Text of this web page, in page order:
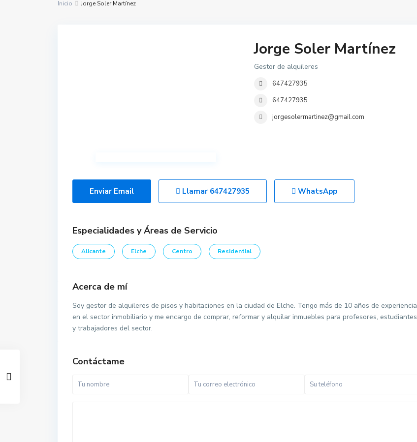
Inicio Jorge Soler Martínez
Jorge Soler Martínez
Gestor de alquileres
647427935
647427935
jorgesolermartinez@gmail.com
Enviar Email Llamar 647427935 WhatsApp
Especialidades y Áreas de Servicio
Alicante Elche Centro Residential
Acerca de mí
Soy gestor de alquileres de pisos y habitaciones en la ciudad de Elche. Tengo más de 10 años de experiencia
en el sector inmobiliario y me encargo de comprar, reformar y alquilar inmuebles para profesores, estudiantes
y trabajadores del sector.
Contáctame